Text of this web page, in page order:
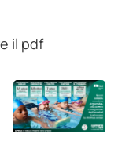
il pdf